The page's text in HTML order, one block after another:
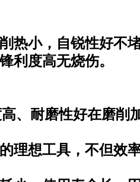
热小，自锐性好不
利度高无烧伤。
、耐磨性好在磨削
理想工具，不但效率